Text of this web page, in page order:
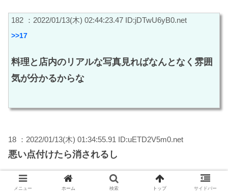
182 ：2022/01/13(木) 02:44:23.47 ID:jDTwU6yB0.net
>>17
料理と店内のリアルな写真見ればなんとなく雰囲
気が分かるからな
18 ：2022/01/13(木) 01:34:55.91 ID:uETD2V5m0.net
悪い点付けたら消されるし
メニュー ホーム 検索 トップ サイドバー